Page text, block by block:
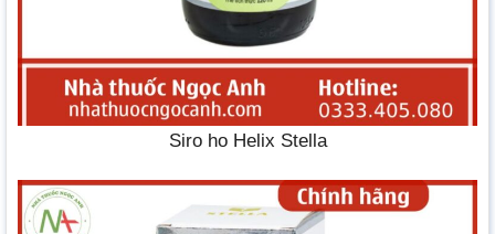
Siro ho Helix Stella